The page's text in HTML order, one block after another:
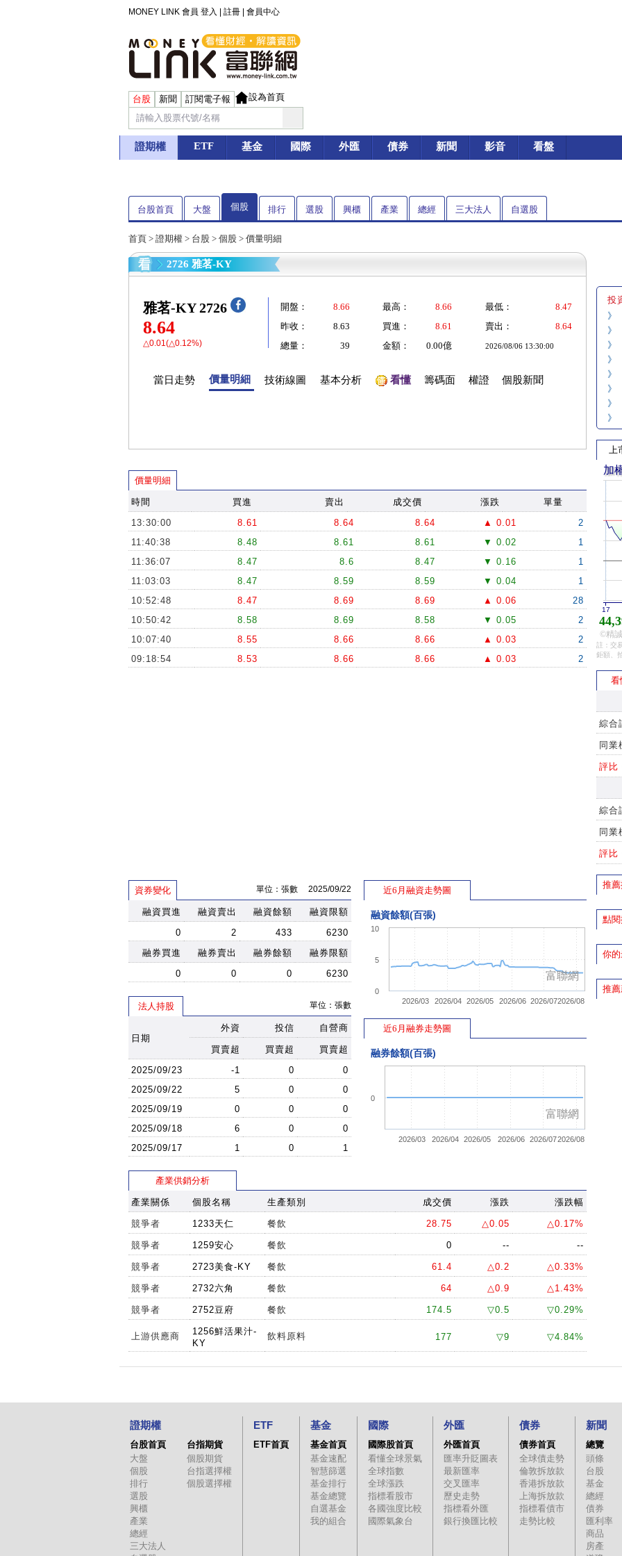
MONEY LINK 會員 登入 註冊 會員中心
台股 新聞 訂閱電子報 設為首頁
證期權 ETF 基金 國際 外匯 債券 新聞 影音 看盤
台股首頁 大盤 個股 排行 選股 興櫃 產業 總經 三大法人 自選股
首頁 > 證期權 > 台股 > 個股 > 價量明細
2726 雅茗-KY
雅茗-KY 2726
8.64
△0.01(△0.12%)
開盤： 8.66 最高： 8.66 最低：
8.47
昨收：
8.63 買進： 8.61 賣出：
8.64
總量：
39 金額： 0.00億 2026/08/06 13:30:00
當日走勢 價量明細 技術線圖 基本分析 看懂 籌碼面 權證 個股新聞
價量明細
時間 買進 賣出 成交價 漲跌
單量
13:30:00
8.61 8.64 8.64 ▲ 0.01
2
11:40:38
8.48 8.61 8.61 ▼ 0.02
1
11:36:07
8.47 8.6 8.47 ▼ 0.16
1
11:03:03
8.47 8.59 8.59 ▼ 0.04
1
10:52:48
8.47 8.69 8.69 ▲ 0.06
28
10:50:42
8.58 8.69 8.58 ▼ 0.05
2
10:07:40
8.55 8.66 8.66 ▲ 0.03
2
09:18:54
8.53 8.66 8.66 ▲ 0.03 2
資券變化 單位：張數 2025/09/22
融資買進 融資賣出 融資餘額
融資限額
0
2 433
6230
融券買進
融券賣出 融券餘額
融券限額
0
0 0 6230
法人持股 單位：張數
日期
外資 投信 自營商
買賣超 買賣超
買賣超
2025/09/23
-1 0
0
2025/09/22
5 0
0
2025/09/19
0 0
0
2025/09/18
6 0
0
2025/09/17
1 0 1
近6月融資走勢圖
融資餘額(百張)
2026/03 2026/04 2026/05 2026/06 2026/072026/08
0
5
10
富聯網
近6月融券走勢圖
融券餘額(百張)
2026/03 2026/04 2026/05 2026/06 2026/072026/08
0
富聯網
產業供銷分析
產業關係 個股名稱 生產類別 成交價 漲跌 漲跌幅
競爭者 1233天仁 餐飲 28.75 △0.05 △0.17%
競爭者 1259安心 餐飲 0 -- --
競爭者 2723美食-KY 餐飲 61.4 △0.2 △0.33%
競爭者 2732六角 餐飲 64 △0.9 △1.43%
競爭者 2752豆府 餐飲 174.5 ▽0.5 ▽0.29%
上游供應商
1256鮮活果汁-
KY
飲料原料 177 ▽9 ▽4.84%
投
》
》
》
》
》
》
》
》
上
加
17
©精
註：交
鉅額、
看
綜合
同業
評比
綜合
同業
評比
推
點
你
推
證期權
台股首頁
大盤
個股
排行
選股
興櫃
產業
總經
三大法人
台指期貨
個股期貨
台指選擇權
個股選擇權
ETF
ETF首頁
基金
基金首頁
基金速配
智慧篩選
基金排行
基金總覽
自選基金
我的組合
國際
國際股首頁
看懂全球景氣
全球指數
全球漲跌
指標看股市
各國強度比較
國際氣象台
外匯
外匯首頁
匯率升貶圖表
最新匯率
交叉匯率
歷史走勢
指標看外匯
銀行換匯比較
債券
債券首頁
全球債走勢
倫敦拆放款
香港拆放款
上海拆放款
指標看債市
走勢比較
新聞
總覽
頭條
台股
基金
總經
債券
匯利率
商品
房產